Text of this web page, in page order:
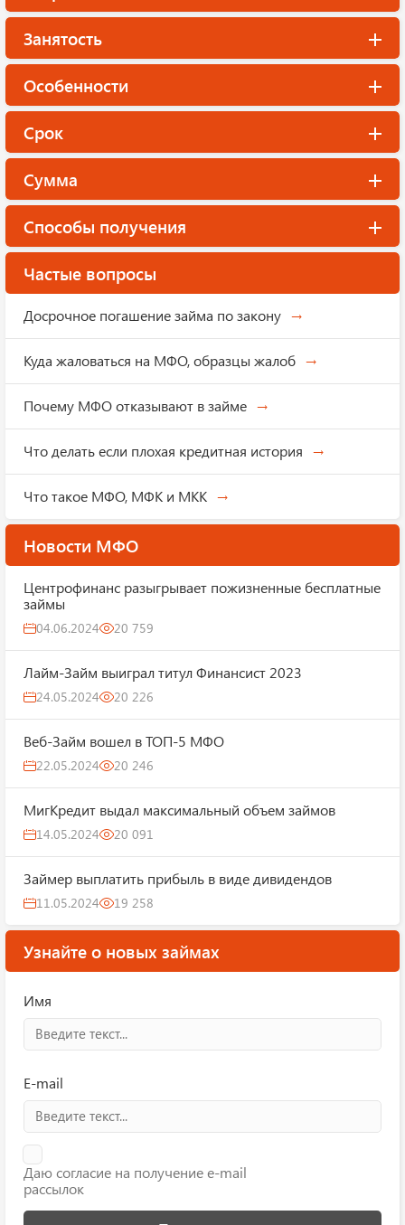
Занятость
Особенности
Срок
Сумма
Способы получения
Частые вопросы
Досрочное погашение займа по закону
Куда жаловаться на МФО, образцы жалоб
Почему МФО отказывают в займе
Что делать если плохая кредитная история
Что такое МФО, МФК и МКК
Новости МФО
Центрофинанс разыгрывает пожизненные бесплатные
займы
04.06.2024 20 759
Лайм-Займ выиграл титул Финансист 2023
24.05.2024 20 226
Веб-Займ вошел в ТОП-5 МФО
22.05.2024 20 246
МигКредит выдал максимальный объем займов
14.05.2024 20 091
Займер выплатить прибыль в виде дивидендов
11.05.2024 19 258
Узнайте о новых займах
Имя
E-mail
Даю согласие на получение e-mail
рассылок